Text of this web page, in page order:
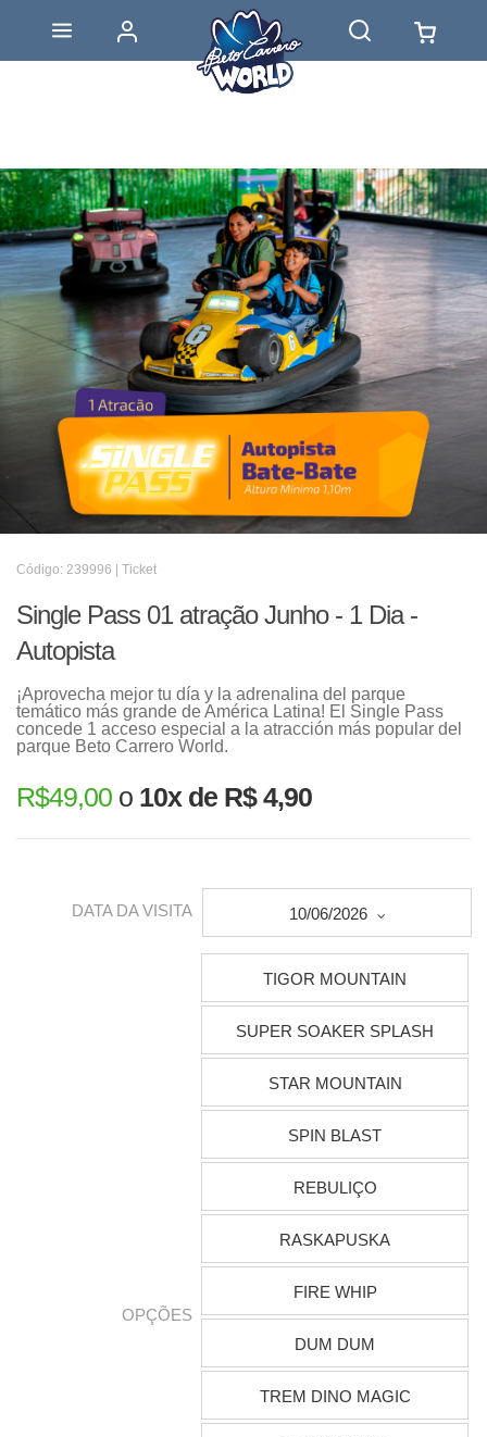
Código: 239996 | Ticket
Single Pass 01 atração Junho - 1 Dia -
Autopista
¡Aprovecha mejor tu día y la adrenalina del parque
temático más grande de América Latina! El Single Pass
concede 1 acceso especial a la atracción más popular del
parque Beto Carrero World.
R$49,00 o 10x de R$ 4,90
DATA DA VISITA 10/06/2026
OPÇÕES
TIGOR MOUNTAIN
SUPER SOAKER SPLASH
STAR MOUNTAIN
SPIN BLAST
REBULIÇO
RASKAPUSKA
FIRE WHIP
DUM DUM
TREM DINO MAGIC